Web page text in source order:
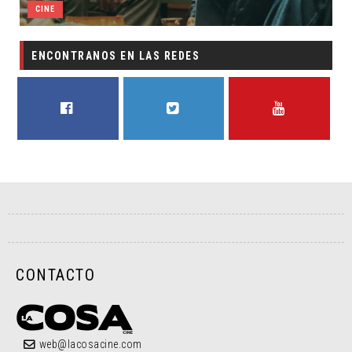
CINE
ENCONTRANOS EN LAS REDES
CONTACTO
web@lacosacine.com